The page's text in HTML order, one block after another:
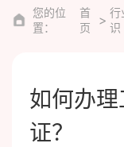
您的位
置：
首
页
行
识
如何办
证？